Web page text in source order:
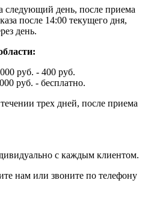
следующий день, после приема
после 14:00 текущего дня,
день.
руб. - 400 руб.
руб. - бесплатно.
трех дней, после приема
с каждым клиентом.
нам или звоните по телефону